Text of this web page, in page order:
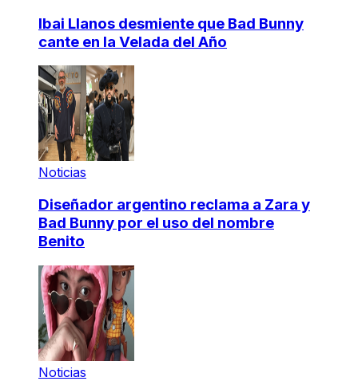
Ibai Llanos desmiente que Bad Bunny
cante en la Velada del Año
Noticias
Diseñador argentino reclama a Zara y
Bad Bunny por el uso del nombre
Benito
Noticias